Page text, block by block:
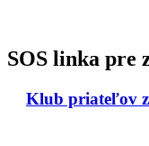
SOS linka pre
Klub priateľov